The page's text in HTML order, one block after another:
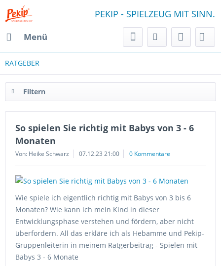
Menü
PEKIP - SPIELZEUG MIT SINN.
RATGEBER
Filtern
So spielen Sie richtig mit Babys von 3 - 6
Monaten
Von: Heike Schwarz 07.12.23 21:00 0 Kommentare
Wie spiele ich eigentlich richtig mit Babys von 3 bis 6
Monaten? Wie kann ich mein Kind in dieser
Entwicklungsphase verstehen und fördern, aber nicht
überfordern. All das erkläre ich als Hebamme und Pekip-
Gruppenleiterin in meinem Ratgerbeitrag - Spielen mit
Babys 3 - 6 Monate